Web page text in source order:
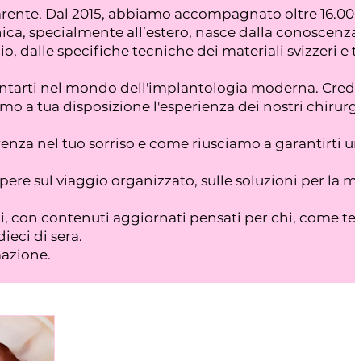
Dal 2015, abbiamo accompagnato oltre
specialmente all’estero, nasce dalla
dalle specifiche tecniche dei materiali svizzeri e
nel mondo dell'implantologia moderna.
a tua disposizione l'esperienza dei nostri
nel tuo sorriso e come riusciamo a garantirti
sul viaggio organizzato, sulle soluzioni per la
con contenuti aggiornati pensati per chi, come
di sera.